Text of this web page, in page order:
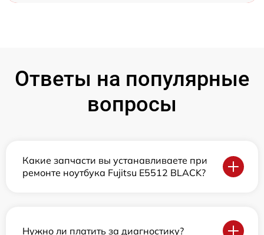
Ответы на популярные
вопросы
Какие запчасти вы устанавливаете при
ремонте ноутбука Fujitsu E5512 BLACK?
Нужно ли платить за диагностику?